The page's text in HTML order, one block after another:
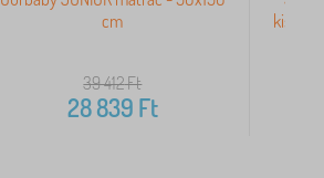
cm
39 412Ft
28 839 Ft